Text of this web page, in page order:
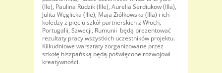
(IIe), Paulina Rudzik (IIIe), Aurelia Serdiukow (IIIa),
Julita Węglicka (IIIe), Maja Ziółkowska (IIIa) i ich
koledzy z pięciu szkół partnerskich z Włoch,
Portugalii, Szwecji, Rumunii będą prezentować
rezultaty pracy wszystkich uczestników projektu.
Kilkudniowe warsztaty zorganizowane przez
szkołę hiszpańską będą poświęcone rozwojowi
kreatywności.